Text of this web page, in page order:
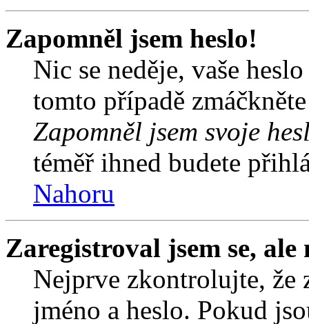
Zapomněl jsem heslo!
Nic se neděje, vaše
tomto případě
Zapomněl jsem svoje
téměř ihned budete
Nahoru
Zaregistroval jsem se,
Nejprve zkontrolujte, že
jméno a heslo. Pokud